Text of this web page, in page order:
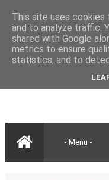
This site uses
and to analyze traffic.
shared with Google
metrics to ensure
statistics, and to